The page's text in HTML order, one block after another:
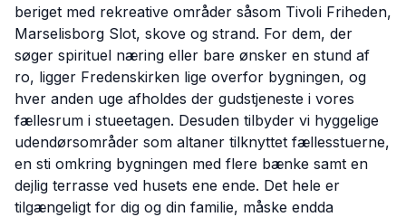
beriget med rekreative områder såsom Tivoli Friheden,
Marselisborg Slot, skove og strand. For dem, der
søger spirituel næring eller bare ønsker en stund af
ro, ligger Fredenskirken lige overfor bygningen, og
hver anden uge afholdes der gudstjeneste i vores
fællesrum i stueetagen. Desuden tilbyder vi hyggelige
udendørsområder som altaner tilknyttet fællesstuerne,
en sti omkring bygningen med flere bænke samt en
dejlig terrasse ved husets ene ende. Det hele er
tilgængeligt for dig og din familie, måske endda